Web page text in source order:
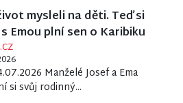
mysleli na děti. Teď si
Emou plní sen o Karibiku
Manželé Josef a Ema
si svůj rodinný...